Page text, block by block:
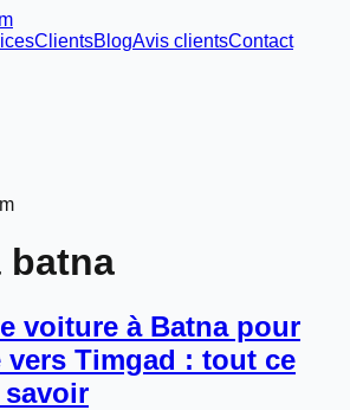
ClientsBlogAvis clientsContact
batna
voiture à Batna pour
vers Timgad : tout ce
savoir